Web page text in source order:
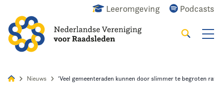
Leeromgeving Podcasts
Zoeken
Nieuws ‘Veel gemeenteraden kunnen door slimmer te begroten